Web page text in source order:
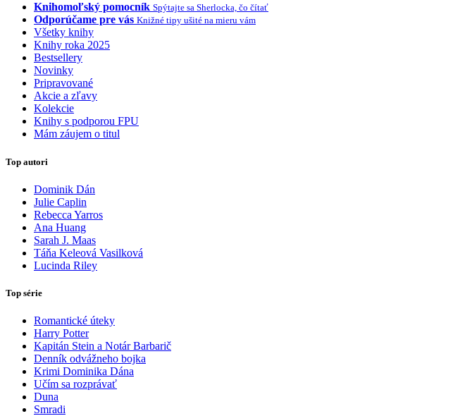
Knihomoľský pomocník Spýtajte sa Sherlocka, čo čítať
Odporúčame pre vás Knižné tipy ušité na mieru vám
Všetky knihy
Knihy roka 2025
Bestsellery
Novinky
Pripravované
Akcie a zľavy
Kolekcie
Knihy s podporou FPU
Mám záujem o titul
Top autori
Dominik Dán
Julie Caplin
Rebecca Yarros
Ana Huang
Sarah J. Maas
Táňa Keleová Vasilková
Lucinda Riley
Top série
Romantické úteky
Harry Potter
Kapitán Stein a Notár Barbarič
Denník odvážneho bojka
Krimi Dominika Dána
Učím sa rozprávať
Duna
Smradi